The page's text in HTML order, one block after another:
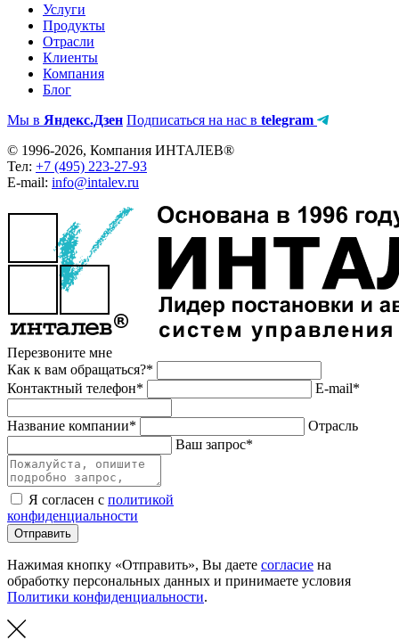
Услуги
Продукты
Отрасли
Клиенты
Компания
Блог
Мы в Яндекс.Дзен Подписаться на нас в telegram
© 1996-2026, Компания ИНТАЛЕВ®
Тел: +7 (495) 223-27-93
E-mail: info@intalev.ru
Перезвоните мне
Как к вам обращаться?*
Контактный телефон*
E-mail*
Название компании*
Отрасль
Ваш запрос*
Я согласен с политикой
конфиденциальности
Отправить
Нажимая кнопку «Отправить», Вы даете согласие на
обработку персональных данных и принимаете условия
Политики конфиденциальности.